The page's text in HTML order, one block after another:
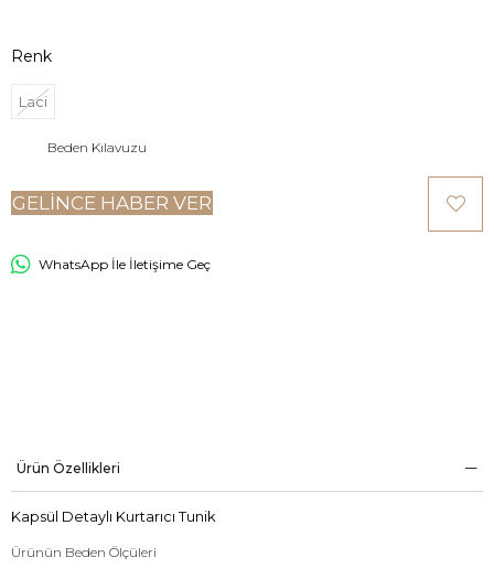
Renk
Laci
Beden Kılavuzu
GELINCE HABER VER
WhatsApp İle İletişime Geç
Ürün Özellikleri
Kapsül Detaylı Kurtarıcı Tunik
Ürünün Beden Ölçüleri